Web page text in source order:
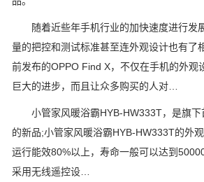
随着近些年手机行业的加快速度进行发
量的把控和测试标准甚至连外观设计也有了
前发布的OPPO Find X，不仅在手机的外观
巨大的进步，而且让众多购买的人对…
小管家风暖浴霸HYB-HW333T，是旗下
的新品;小管家风暖浴霸HYB-HW333T的外
运行能效80%以上，寿命一般可以达到
采用无线遥控设…